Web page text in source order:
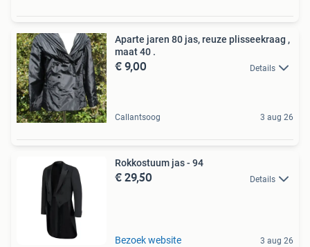
Aparte jaren 80 jas, reuze plisseekraag ,
maat 40 .
€ 9,00 Details
Callantsoog 3 aug 26
Rokkostuum jas - 94
€ 29,50 Details
Bezoek website 3 aug 26